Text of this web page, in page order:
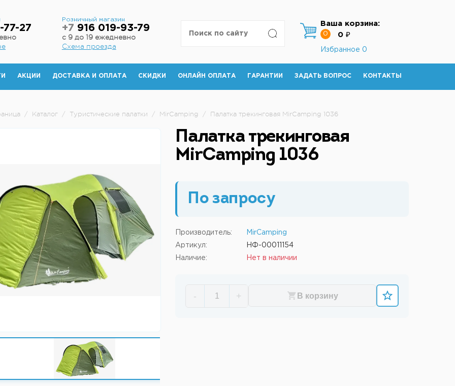
77-27
Розничный магазин
+7 916 019-93-79
с 9 до 19 ежедневно
Схема проезда
Ваша корзина:
0 0 ₽
Избранное 0
АКЦИИ ДОСТАВКА И ОПЛАТА СКИДКИ ОНЛАЙН ОПЛАТА ГАРАНТИИ ЗАДАТЬ ВОПРОС КОНТАКТЫ
/ Каталог / Туристические палатки / MirCamping / Палатка трекинговая MirСamping 1036
Палатка трекинговая
MirСamping 1036
По запросу
Производитель: MirCamping
Артикул: НФ-00011154
Наличие: Нет в наличии
- + В корзину